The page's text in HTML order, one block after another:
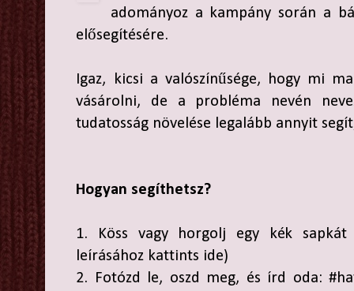
adományoz a kampány során a
elősegítésére.
Igaz, kicsi a valószínűsége, hogy mi
vásárolni, de a probléma nevén
tudatosság növelése legalább annyit
Hogyan segíthetsz?
1. Köss vagy horgolj egy kék sapkát
leírásához kattints ide)
2. Fotózd le, oszd meg, és írd oda: